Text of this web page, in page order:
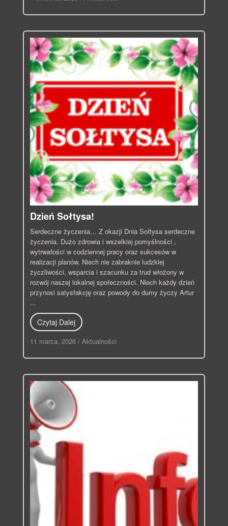
Dzień Sołtysa!
Serdeczne życzenia… Z okazji Dnia Sołtysa serdeczne
życzenia. Dużo zdrowia i wszelkiej pomyślności ,
wytrwałości w codziennej pracy oraz sukcesów w
realizacji planów. Niech nie zabraknie ludzkiej
życzliwości, wsparcia i szacunku za trud włożony w
rozwój naszej lokalnej społeczności. Niech każdy dzień
przynosi satysfakcję oraz powody do dumy życzy Artur
...
Czytaj Dalej
11 marca, 2026 / Aktualności